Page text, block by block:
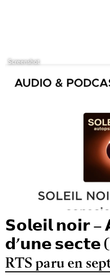
Screenshot
𝗦𝗼𝗹𝗲𝗶𝗹 𝗻𝗼𝗶𝗿
𝗱’𝘂𝗻𝗲 𝘀𝗲𝗰𝘁𝗲
RTS paru en